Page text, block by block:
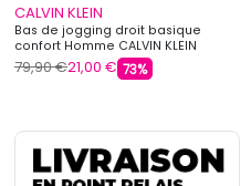
CALVIN KLEIN
Bas de jogging droit basique
confort Homme CALVIN KLEIN
79,90 €21,00 € 73%